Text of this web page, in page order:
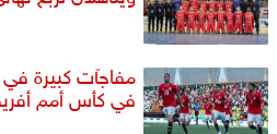
مفاجآت كبيرة
في كأس أمم